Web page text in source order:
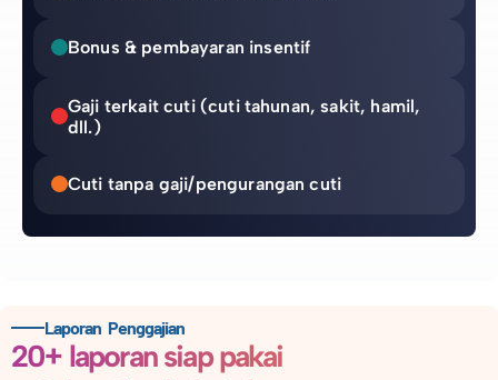
Bonus & pembayaran insentif
Gaji terkait cuti (cuti tahunan, sakit, hamil,
dll.)
Cuti tanpa gaji/pengurangan cuti
Laporan Penggajian
20+ laporan siap pakai